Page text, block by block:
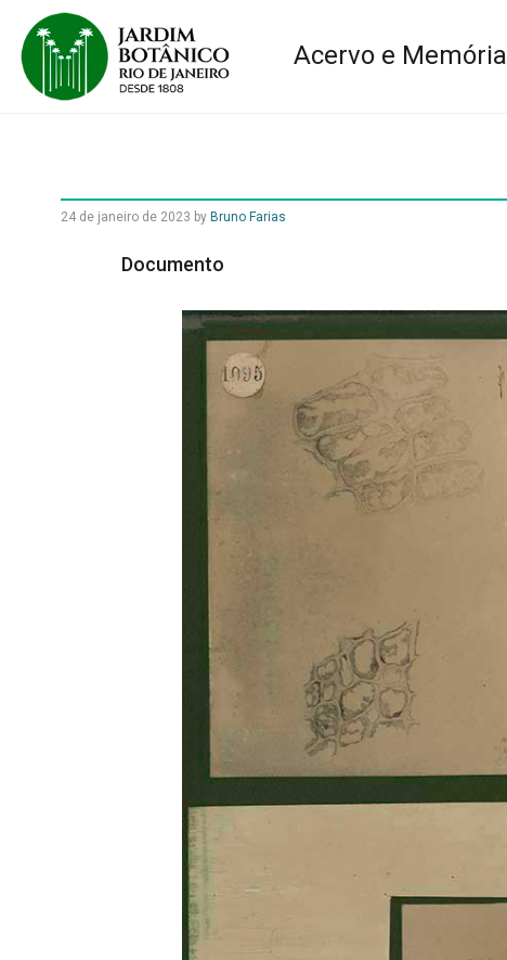
Acervo e Memória
24 de janeiro de 2023 by Bruno Farias
Documento